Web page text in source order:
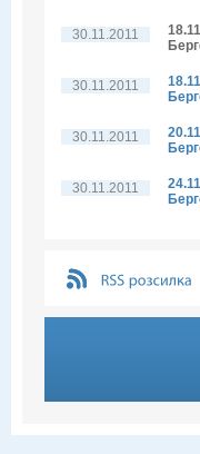
30.11.2011
30.11.2011
30.11.2011
30.11.2011